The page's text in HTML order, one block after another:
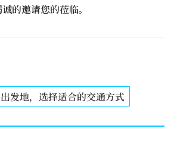
的邀请您的莅临。
发地，选择适合的交通方式